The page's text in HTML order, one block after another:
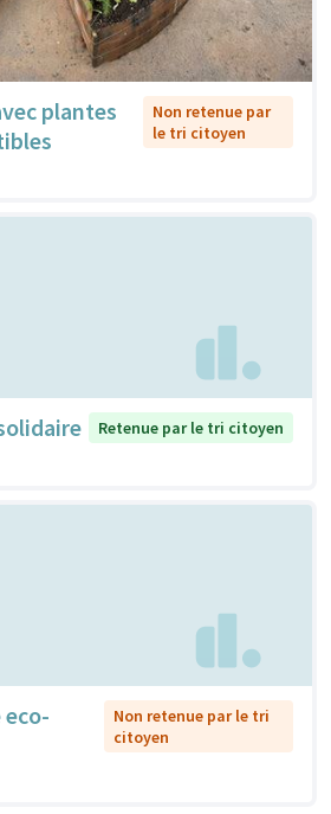
plantes
Non retenue par
le tri citoyen
Retenue par le tri citoyen
eco-
Non retenue par le tri
citoyen